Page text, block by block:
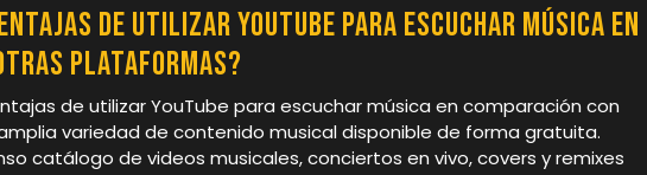
de utilizar YouTube para escuchar música en
plataformas?
de utilizar YouTube para escuchar música en comparación con
variedad de contenido musical disponible de forma gratuita.
catálogo de videos musicales, conciertos en vivo, covers y remixes